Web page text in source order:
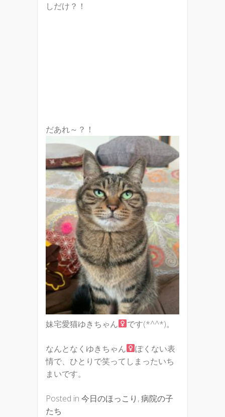
しだけ？！
だあれ～？！
妹宅愛猫ゆきちゃん です(*^^*)。
なんとなくゆきちゃん
ぽくない表
情で、ひとりで笑ってしまったいち
まいです。
Posted in 今日のほっこり ,病院の子
たち